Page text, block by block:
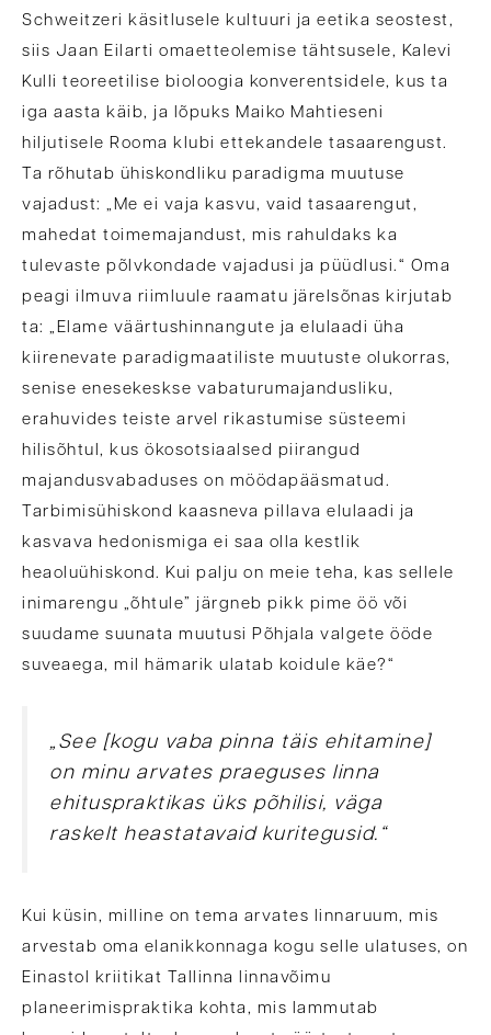
Schweitzeri käsitlusele kultuuri ja eetika seostest,
siis Jaan Eilarti omaetteolemise tähtsusele, Kalevi
Kulli teoreetilise bioloogia konverentsidele, kus ta
iga aasta käib, ja lõpuks Maiko Mahtieseni
hiljutisele Rooma klubi ettekandele tasaarengust.
Ta rõhutab ühiskondliku paradigma muutuse
vajadust: „Me ei vaja kasvu, vaid tasaarengut,
mahedat toimemajandust, mis rahuldaks ka
tulevaste põlvkondade vajadusi ja püüdlusi.“ Oma
peagi ilmuva riimluule raamatu järelsõnas kirjutab
ta: „Elame väärtushinnangute ja elulaadi üha
kiirenevate paradigmaatiliste muutuste olukorras,
senise enesekeskse vabaturumajandusliku,
erahuvides teiste arvel rikastumise süsteemi
hilisõhtul, kus ökosotsiaalsed piirangud
majandusvabaduses on möödapääsmatud.
Tarbimisühiskond kaasneva pillava elulaadi ja
kasvava hedonismiga ei saa olla kestlik
heaoluühiskond. Kui palju on meie teha, kas sellele
inimarengu „õhtule” järgneb pikk pime öö või
suudame suunata muutusi Põhjala valgete ööde
suveaega, mil hämarik ulatab koidule käe?“
„See [kogu vaba pinna täis ehitamine]
on minu arvates praeguses linna
ehituspraktikas üks põhilisi, väga
raskelt heastatavaid kuritegusid.“
Kui küsin, milline on tema arvates linnaruum, mis
arvestab oma elanikkonnaga kogu selle ulatuses, on
Einastol kriitikat Tallinna linnavõimu
planeerimispraktika kohta, mis lammutab